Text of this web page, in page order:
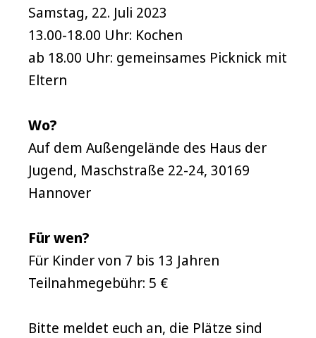
Samstag, 22. Juli 2023
13.00-18.00 Uhr: Kochen
ab 18.00 Uhr: gemeinsames Picknick mit
Eltern
Wo?
Auf dem Außengelände des Haus der
Jugend, Maschstraße 22-24, 30169
Hannover
Für wen?
Für Kinder von 7 bis 13 Jahren
Teilnahmegebühr: 5 €
Bitte meldet euch an, die Plätze sind